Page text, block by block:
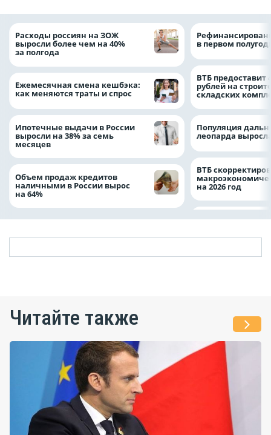
Расходы россиян на ЗОЖ
выросли более чем на 40%
за полгода
Ежемесячная смена кешбэка:
как меняются траты и спрос
Ипотечные выдачи в России
выросли на 38% за семь
месяцев
Объем продаж кредитов
наличными в России вырос
на 64%
в первом
ВТБ предоставит
рублей на
складских
Популяция
леопарда
ВТБ
на 2026 год
Читайте также